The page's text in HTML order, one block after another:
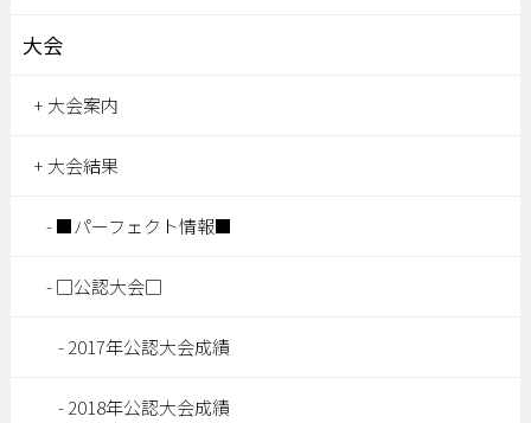
大会
大会案内
大会結果
■パーフェクト情報■
□公認大会□
2017年公認大会成績
2018年公認大会成績